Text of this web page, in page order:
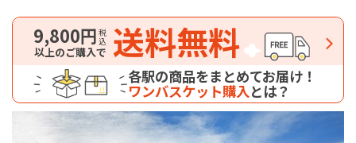
9,800円税込
以上のご購入で 送料無料
各駅の商品をまとめてお届け！
ワンバスケット購入とは？